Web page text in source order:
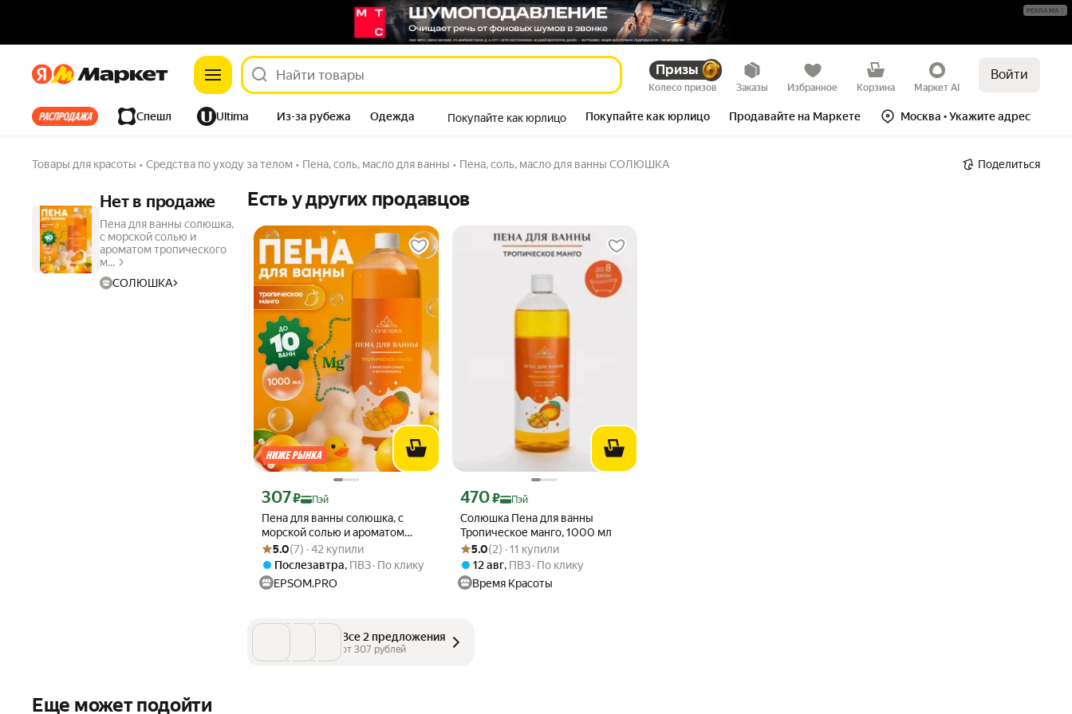
ЯндексЯндекс Призы
Колесо призов Заказы Избранное Корзина Маркет AI
Войти
Все хиты Спешл Ultima Из-за рубежа Одежда Покупайте как юрлицо Покупайте как юрлицо Продавайте на Маркете Москва • Укажите адрес
РЕКЛАМА
Товары для красоты • Средства по уходу за телом • Пена, соль, масло для ванны • Пена, соль, масло для ванны СОЛЮШКА Поделиться
Нет в продаже
Пена для ванны солюшка,
с морской солью и
ароматом тропического
м...
СОЛЮШКА
Есть у других продавцов
Пена для ванны солюшка, с
морской солью и ароматом
тропического манго, Большой
объём, 1000 мл
Цена с картой Яндекс Пэй 307 ₽ вместо
307₽ Пэй
Рейтинг товара: 5.0 из 5
Оценок: (7) · 42 купили
5.0(7) · 42 купили
Послезавтра, ПВЗ По клику
EPSOM.PRO
Солюшка Пена для ванны
Тропическое манго, 1000 мл
Цена с картой Яндекс Пэй 470 ₽ вместо
470₽ Пэй
Рейтинг товара: 5.0 из 5
Оценок: (2) · 11 купили
5.0(2) · 11 купили
12 авг, ПВЗ По клику
Время Красоты
Все 2 предложения
от 307 рублей
Еще может подойти